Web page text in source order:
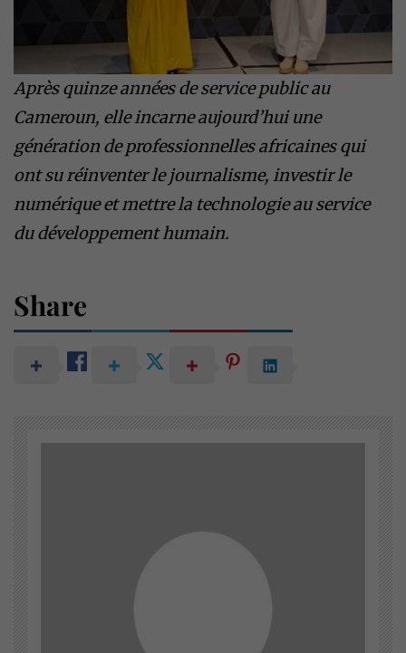
Après quinze années de service public au
Cameroun, elle incarne aujourd’hui une
génération de professionnelles africaines qui
ont su réinventer le journalisme, investir le
numérique et mettre la technologie au service
du développement humain.
Share